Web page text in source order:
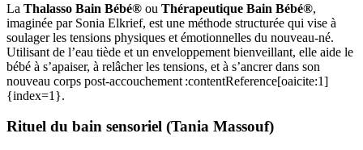
La Thalasso Bain Bébé® ou Thérapeutique Bain Bébé®,
imaginée par Sonia Elkrief, est une méthode structurée qui vise à
soulager les tensions physiques et émotionnelles du nouveau-né.
Utilisant de l’eau tiède et un enveloppement bienveillant, elle aide le
bébé à s’apaiser, à relâcher les tensions, et à s’ancrer dans son
nouveau corps post-accouchement :contentReference[oaicite:1]
{index=1}.
Rituel du bain sensoriel (Tania Massouf)